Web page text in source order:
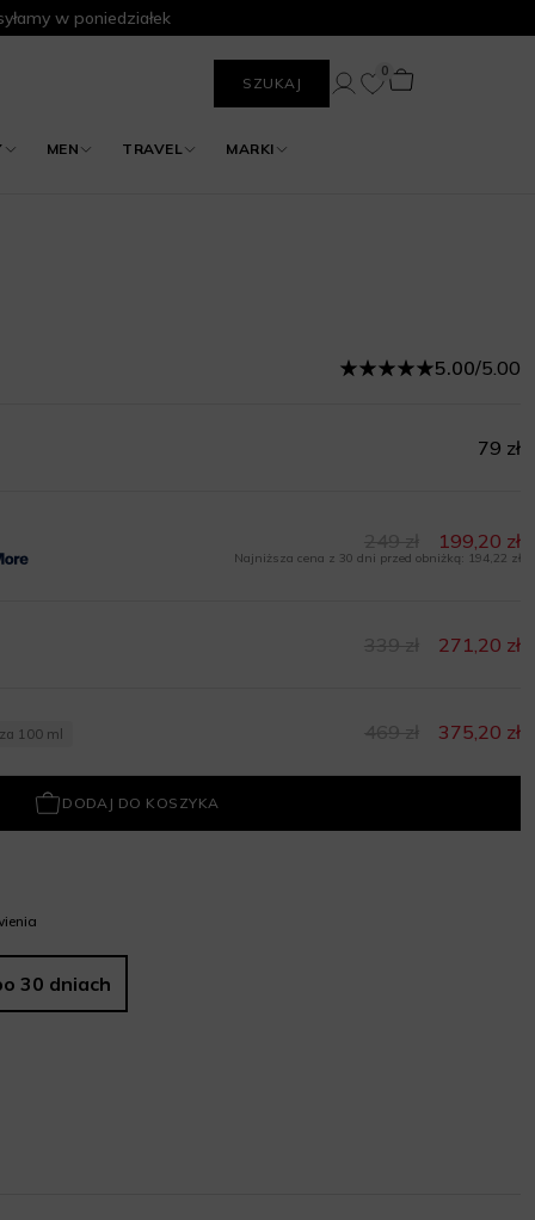
w poniedziałek
SZUKAJ
MEN TRAVEL MARKI
0
5.00/5.00
79 zł
199,20 zł
Najniższa cena z 30 dni przed obniżką: 194,22 zł
271,20 zł
100 ml 375,20 zł
DODAJ DO KOSZYKA
30 dniach